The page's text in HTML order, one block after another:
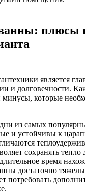
плюсы
является
и долговечности.
которые
из самых
и устойчивы к
сохранять тепло
время
достаточно
потребовать